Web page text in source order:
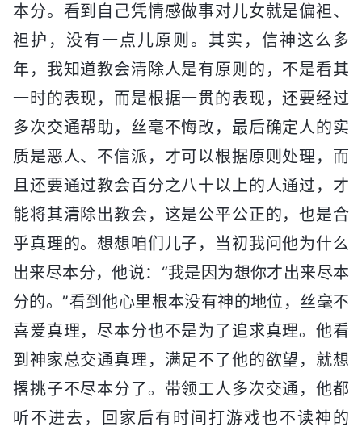
本分。看到自己凭情感做事对儿女就是偏袒、
袒护，没有一点儿原则。其实，信神这么多
年，我知道教会清除人是有原则的，不是看其
一时的表现，而是根据一贯的表现，还要经过
多次交通帮助，丝毫不悔改，最后确定人的实
质是恶人、不信派，才可以根据原则处理，而
且还要通过教会百分之八十以上的人通过，才
能将其清除出教会，这是公平公正的，也是合
乎真理的。想想咱们儿子，当初我问他为什么
出来尽本分，他说：“我是因为想你才出来尽本
分的。”看到他心里根本没有神的地位，丝毫不
喜爱真理，尽本分也不是为了追求真理。他看
到神家总交通真理，满足不了他的欲望，就想
撂挑子不尽本分了。带领工人多次交通，他都
听不进去，回家后有时间打游戏也不读神的